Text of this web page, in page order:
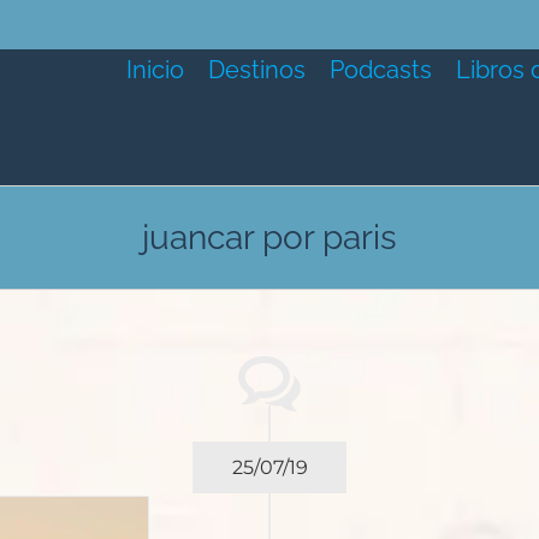
Inicio Destinos Podcasts Libros
juancar por paris
25/07/19